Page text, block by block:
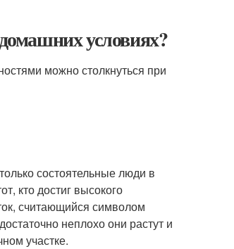
условиях?
можно столкнуться при
состоятельные люди в
кто достиг высокого
считающийся символом
неплохо они растут и
участке.